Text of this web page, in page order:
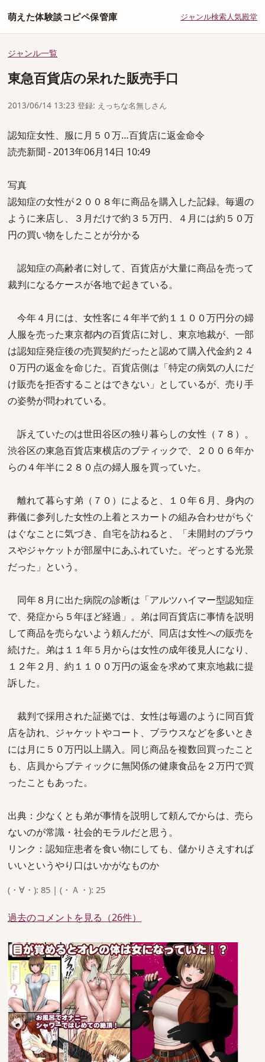
萌えた体験談コピペ保管庫 ジャンル検索人気殿堂
ジャンル一覧
東急百貨店の呆れた販売手口
2013/06/14 13:23 登録: えっちな名無しさん
認知症女性、服に月５０万…百貨店に返金命令
読売新聞 - 2013年06月14日 10:49
写真
認知症の女性が２００８年に商品を購入した記録。毎週の
ように来店し、３月だけで約３５万円、４月には約５０万
円の買い物をしたことが分かる
認知症の高齢者に対して、百貨店が大量に商品を売って
裁判になるケースが各地で起きている。
今年４月には、女性客に４年半で約１１００万円分の婦
人服を売った東京都内の百貨店に対し、東京地裁が、一部
は認知症発症後の売買契約だったと認めて購入代金約２４
０万円の返金を命じた。百貨店側は「特定の病気の人にだ
け販売を拒否することはできない」としているが、売り手
の姿勢が問われている。
訴えていたのは世田谷区の独り暮らしの女性（７８）。
渋谷区の東急百貨店東横店のブティックで、２００６年か
らの４年半に２８０点の婦人服を買っていた。
離れて暮らす弟（７０）によると、１０年６月、身内の
葬儀に参列した女性の上着とスカートの組み合わせがちぐ
はぐなことに気づき、自宅を訪ねると、「未開封のブラウ
スやジャケットが部屋中にあふれていた。ぞっとする光景
だった」という。
同年８月に出た病院の診断は「アルツハイマー型認知症
で、発症から５年ほど経過」。弟は同百貨店に事情を説明
して商品を売らないよう頼んだが、同店は女性への販売を
続けた。弟は１１年５月からは女性の成年後見人になり、
１２年２月、約１１００万円の返金を求めて東京地裁に提
訴した。
裁判で採用された証拠では、女性は毎週のように同百貨
店を訪れ、ジャケットやコート、ブラウスなどを多いとき
には月に５０万円以上購入。同じ商品を複数回買ったこと
も、店員からブティックに無関係の健康食品を２万円で買
ったこともあった。
出典：少なくとも弟が事情を説明して頼んでからは、売ら
ないのが常識・社会的モラルだと思う。
リンク：認知症患者を食い物にしても、儲かりさえすれば
いいというやり口はいかがなものか
(・∀・): 85 | (・Ａ・): 25
過去のコメントを見る（26件）